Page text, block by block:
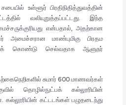
உள்ளூர் பிரதிநிதித்துவத்தின்
வலியுறுத்தப்பட்டது. இந்த
என்பதால், அதற்கான
அமைச்சரான மாண்புமிகு பிரதம
கொண்டு செல்வதாக ஆளுநர்
சுமார் 600 மாணவர்கள்
தொழில்நுட்பக் கல்லூரியின்
கட்டடங்கள் பழுதடைந்து